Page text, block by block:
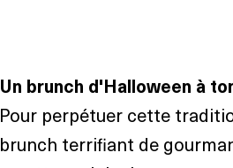
Un brunch d'Halloween à
Pour perpétuer cette
brunch terrifiant de